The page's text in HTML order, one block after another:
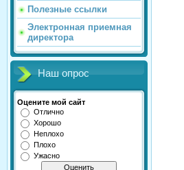
Полезные ссылки
Электронная приемная
директора
Наш опрос
Оцените мой сайт
Отлично
Хорошо
Неплохо
Плохо
Ужасно